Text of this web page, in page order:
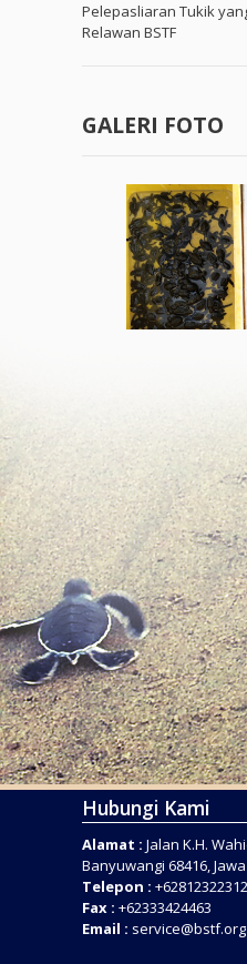
Pelepasliaran Tukik
Relawan BSTF
GALERI FOTO
Hubungi Kami
Alamat : Jalan K.H.
Banyuwangi 68416,
Telepon :
Fax : +62333424463
Email : service@bstf.org